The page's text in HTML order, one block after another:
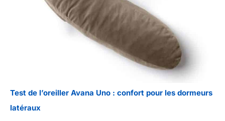
Test de l’oreiller Avana Uno : confort pour les dormeurs
latéraux